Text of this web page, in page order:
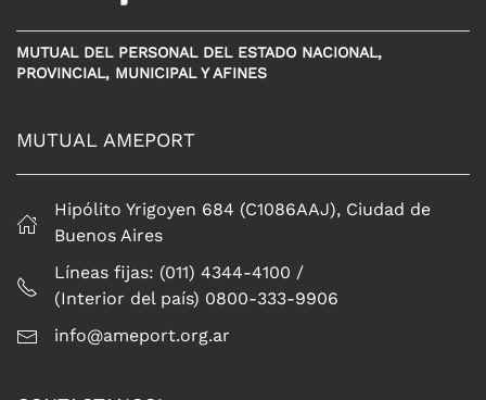
MUTUAL DEL PERSONAL DEL ESTADO NACIONAL,
PROVINCIAL, MUNICIPAL Y AFINES
MUTUAL AMEPORT
Hipólito Yrigoyen 684 (C1086AAJ), Ciudad de
Buenos Aires
Líneas fijas: (011) 4344-4100 /
(Interior del país) 0800-333-9906
info@ameport.org.ar